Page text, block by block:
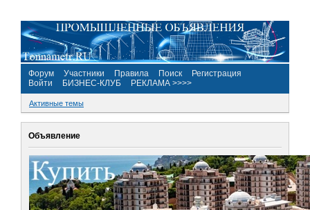
Форум Участники Правила Поиск
Регистрация
Войти
БИЗНЕС-КЛУБ РЕКЛАМА >>>>
Активные темы
Объявление